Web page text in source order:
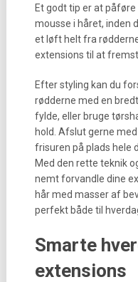
Et godt tip er at
mousse i håret, inden
et løft helt fra
extensions til at
Efter styling kan du
rødderne med en
fylde, eller bruge
hold. Afslut gerne
frisuren på plads hele
Med den rette teknik
nemt forvandle dine
hår med masser af
perfekt både til
Smarte
extensions